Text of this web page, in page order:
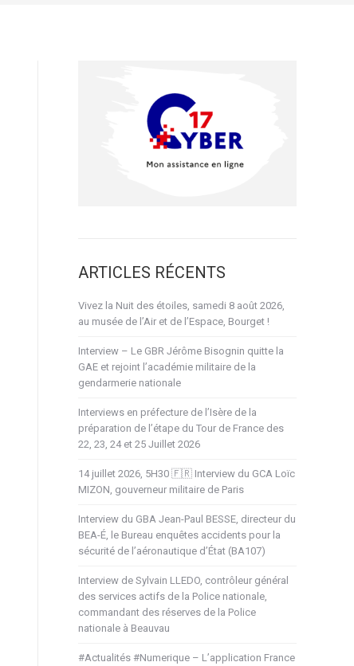
ARTICLES RÉCENTS
Vivez la Nuit des étoiles, samedi 8 août 2026,
au musée de l’Air et de l’Espace, Bourget !
Interview – Le GBR Jérôme Bisognin quitte la
GAE et rejoint l’académie militaire de la
gendarmerie nationale
Interviews en préfecture de l’Isère de la
préparation de l’étape du Tour de France des
22, 23, 24 et 25 Juillet 2026
14 juillet 2026, 5H30 🇫🇷 Interview du GCA Loïc
MIZON, gouverneur militaire de Paris
Interview du GBA Jean-Paul BESSE, directeur du
BEA-É, le Bureau enquêtes accidents pour la
sécurité de l’aéronautique d’État (BA107)
Interview de Sylvain LLEDO, contrôleur général
des services actifs de la Police nationale,
commandant des réserves de la Police
nationale à Beauvau
#Actualités #Numerique – L’application France